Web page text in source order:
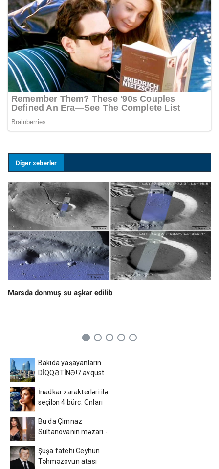
Digər xəbərlər
Marsda donmuş su aşkar edilib
Bakıda yaşayanların
DİQQƏTİNƏ!7 avqust
etibarən...
İnadkar xarakterləri ilə
seçilən 4 bürc: Onları
çətindir
Bu da Çimnaz
Sultanovanın məzarı -
Şuşa fatehi Ceyhun
Təhməzovun atası